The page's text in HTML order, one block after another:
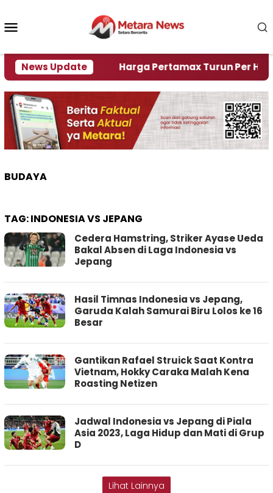
konten
News Update
Krisi Air Harga Pertamax Turun Per Hari Ini,
BUDAYA
TAG:INDONESIA VS JEPANG
Cedera Hamstring, Striker Ayase Ueda
Bakal Absen di Laga Indonesia vs
Jepang
Hasil Timnas Indonesia vs Jepang,
Garuda Kalah Samurai Biru Lolos ke 16
Besar
Gantikan Rafael Struick Saat Kontra
Vietnam, Hokky Caraka Malah Kena
Roasting Netizen
Jadwal Indonesia vs Jepang di Piala
Asia 2023, Laga Hidup dan Mati di Grup
D
Lihat Lainnya